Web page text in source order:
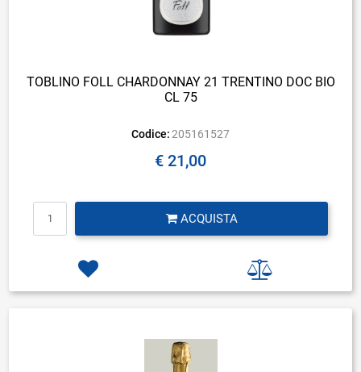
TOBLINO FOLL CHARDONNAY 21 TRENTINO DOC BIO
CL 75
Codice: 205161527
€ 21,00
ACQUISTA